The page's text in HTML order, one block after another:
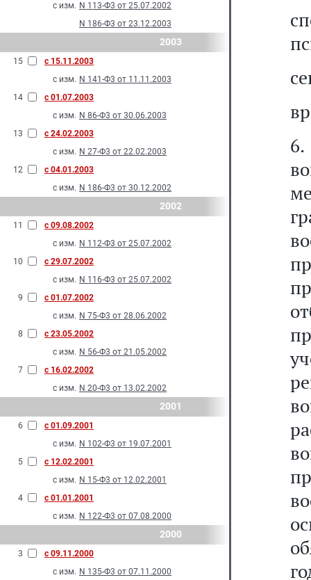
с изм. N 113-Ф3 от 25.07.2002
N 186-Ф3 от 23.12.2003
2003
15
с 15.11.2003
с изм. N 141-Ф3 от 11.11.2003
14
с 01.07.2003
с изм. N 86-Ф3 от 30.06.2003
13
с 24.02.2003
с изм. N 27-Ф3 от 22.02.2003
12
с 04.01.2003
с изм. N 186-Ф3 от 30.12.2002
2002
11
с 09.08.2002
с изм. N 112-Ф3 от 25.07.2002
10
с 29.07.2002
с изм. N 116-Ф3 от 25.07.2002
9
с 01.07.2002
с изм. N 75-Ф3 от 28.06.2002
8
с 23.05.2002
с изм. N 56-Ф3 от 21.05.2002
7
с 16.02.2002
с изм. N 20-Ф3 от 13.02.2002
2001
6
с 01.09.2001
с изм. N 102-Ф3 от 19.07.2001
5
с 12.02.2001
с изм. N 15-Ф3 от 12.02.2001
4
с 01.01.2001
с изм. N 122-Ф3 от 07.08.2000
2000
3
с 09.11.2000
с изм. N 135-Ф3 от 07.11.2000